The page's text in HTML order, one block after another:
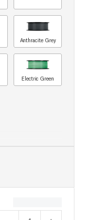
Anthracite Grey
Electric Green